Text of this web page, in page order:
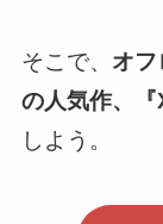
そこで、 オ
の人気作、『
しよう。